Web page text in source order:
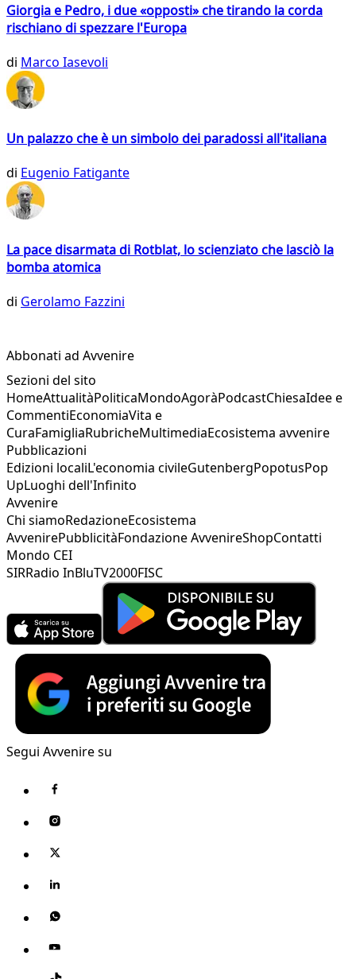
Giorgia e Pedro, i due «opposti» che tirando la corda
rischiano di spezzare l'Europa
di Marco Iasevoli
Un palazzo che è un simbolo dei paradossi all'italiana
di Eugenio Fatigante
La pace disarmata di Rotblat, lo scienziato che lasciò la
bomba atomica
di Gerolamo Fazzini
Abbonati ad Avvenire
Sezioni del sito
HomeAttualitàPoliticaMondoAgoràPodcastChiesaIdee e
CommentiEconomiaVita e
CuraFamigliaRubricheMultimediaEcosistema avvenire
Pubblicazioni
Edizioni localiL'economia civileGutenbergPopotusPop
UpLuoghi dell'Infinito
Avvenire
Chi siamoRedazioneEcosistema
AvvenirePubblicitàFondazione AvvenireShopContatti
Mondo CEI
SIRRadio InBluTV2000FISC
Segui Avvenire su